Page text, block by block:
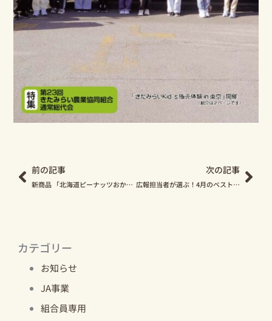
カテゴリー
お知らせ
JA事業
組合員専用
前の記事
新商品 「北海道ピーナッツおかき」 が登場します！
次の記事
広報担当者が選ぶ！4月のベストショット！